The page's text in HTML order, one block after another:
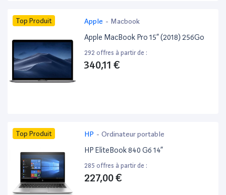
Top Produit Apple - Macbook
Apple MacBook Pro 15” (2018) 256Go
292 offres à partir de :
340,11 €
Top Produit HP - Ordinateur portable
HP EliteBook 840 G6 14”
285 offres à partir de :
227,00 €